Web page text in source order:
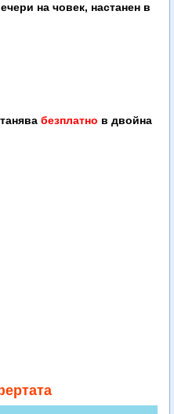
на човек, настанен в
безплатно в двойна